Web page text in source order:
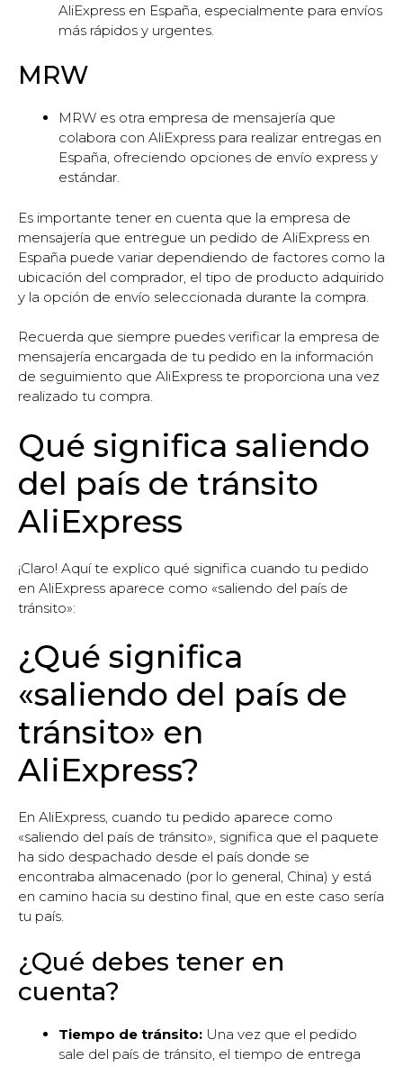
AliExpress en España, especialmente para envíos
más rápidos y urgentes.
MRW
MRW es otra empresa de mensajería que
colabora con AliExpress para realizar entregas en
España, ofreciendo opciones de envío express y
estándar.
Es importante tener en cuenta que la empresa de
mensajería que entregue un pedido de AliExpress en
España puede variar dependiendo de factores como la
ubicación del comprador, el tipo de producto adquirido
y la opción de envío seleccionada durante la compra.
Recuerda que siempre puedes verificar la empresa de
mensajería encargada de tu pedido en la información
de seguimiento que AliExpress te proporciona una vez
realizado tu compra.
Qué significa saliendo
del país de tránsito
AliExpress
¡Claro! Aquí te explico qué significa cuando tu pedido
en AliExpress aparece como «saliendo del país de
tránsito»:
¿Qué significa
«saliendo del país de
tránsito» en
AliExpress?
En AliExpress, cuando tu pedido aparece como
«saliendo del país de tránsito», significa que el paquete
ha sido despachado desde el país donde se
encontraba almacenado (por lo general, China) y está
en camino hacia su destino final, que en este caso sería
tu país.
¿Qué debes tener en
cuenta?
Tiempo de tránsito: Una vez que el pedido
sale del país de tránsito, el tiempo de entrega